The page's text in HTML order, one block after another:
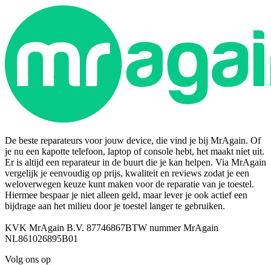
De beste reparateurs voor jouw device, die vind je bij MrAgain. Of
je nu een kapotte telefoon, laptop of console hebt, het maakt niet uit.
Er is altijd een reparateur in de buurt die je kan helpen. Via MrAgain
vergelijk je eenvoudig op prijs, kwaliteit en reviews zodat je een
weloverwegen keuze kunt maken voor de reparatie van je toestel.
Hiermee bespaar je niet alleen geld, maar lever je ook actief een
bijdrage aan het milieu door je toestel langer te gebruiken.
KVK MrAgain B.V. 87746867BTW nummer MrAgain
NL861026895B01
Volg ons op